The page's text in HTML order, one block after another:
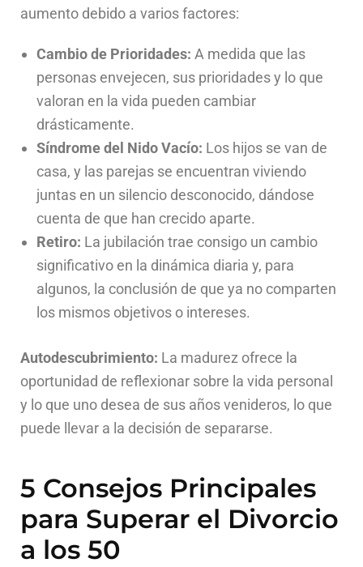
aumento debido a varios factores:
Cambio de Prioridades: A medida que las
personas envejecen, sus prioridades y lo que
valoran en la vida pueden cambiar
drásticamente.
Síndrome del Nido Vacío: Los hijos se van de
casa, y las parejas se encuentran viviendo
juntas en un silencio desconocido, dándose
cuenta de que han crecido aparte.
Retiro: La jubilación trae consigo un cambio
significativo en la dinámica diaria y, para
algunos, la conclusión de que ya no comparten
los mismos objetivos o intereses.
Autodescubrimiento: La madurez ofrece la
oportunidad de reflexionar sobre la vida personal
y lo que uno desea de sus años venideros, lo que
puede llevar a la decisión de separarse.
5 Consejos Principales
para Superar el Divorcio
a los 50